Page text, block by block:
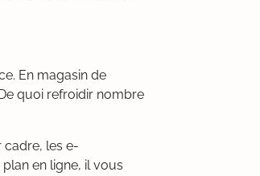
En magasin de
quoi refroidir nombre
cadre, les e-
en ligne, il vous